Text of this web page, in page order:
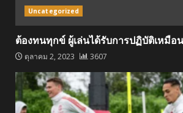
Uncategorized
ต้องทนทุกข์ ผู้เล่นได้รับการปฏิบัติเหมือ
ตุลาคม 2, 2023 3607